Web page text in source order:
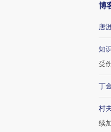
博
唐
知
受
丁
村
续